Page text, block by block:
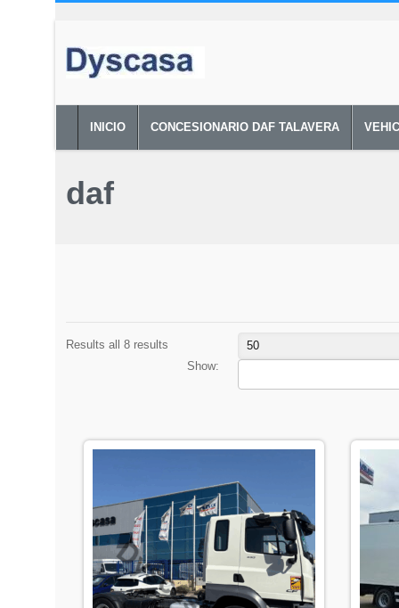
INICIO CONCESIONARIO DAF TALAVERA
daf
Results all 8 results
Show:
50
DAF CF 480 FT (2021)